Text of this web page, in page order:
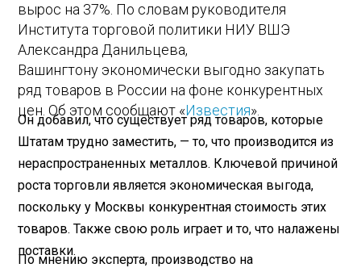
вырос на 37%. По словам руководителя
Института торговой политики НИУ ВШЭ
Александра Данильцева,
Вашингтону экономически выгодно закупать
ряд товаров в России на фоне конкурентных
цен. Об этом сообщают «Известия».
Он добавил, что существует ряд товаров, которые
Штатам трудно заместить, — то, что производится из
нераспространенных металлов. Ключевой причиной
роста торговли является экономическая выгода,
поскольку у Москвы конкурентная стоимость этих
товаров. Также свою роль играет и то, что налажены
поставки.
По мнению эксперта, производство на